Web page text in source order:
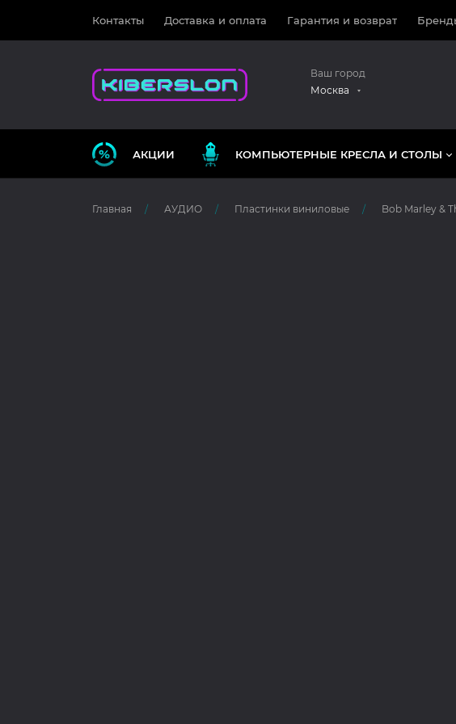
Контакты Доставка и оплата Гарантия и возврат
Ваш город
Москва
АКЦИИ КОМПЬЮТЕРНЫЕ КРЕСЛА И СТОЛЫ
Главная АУДИО Пластинки виниловые Bob Marley &